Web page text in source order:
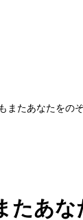
またあなたをのぞ
あな